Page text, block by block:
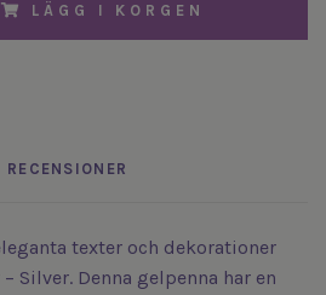
LÄGG I KORGEN
RECENSIONER
texter och dekorationer
Silver. Denna gelpenna har en